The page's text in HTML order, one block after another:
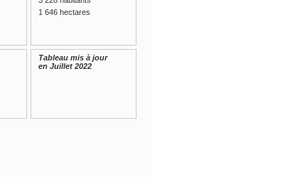
1 646 hectares
Tableau mis à jour
en Juillet 2022